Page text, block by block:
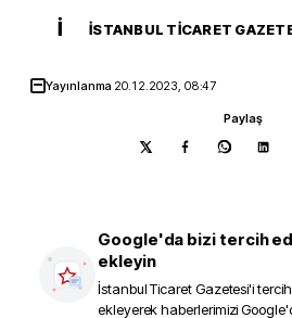
İ İSTANBUL TICARET
Yayınlanma 20.12.2023, 08:47
Paylaş
Google'da bizi tercih
ekleyin
İstanbul Ticaret Gazetesi'i
ekleyerek haberlerimizi